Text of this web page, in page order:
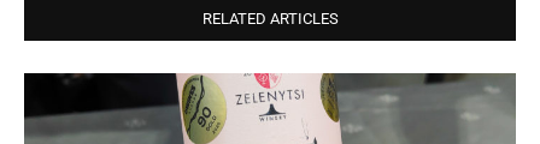
RELATED ARTICLES